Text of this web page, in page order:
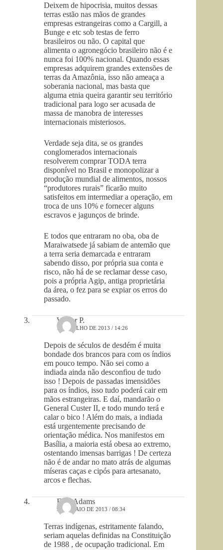
Deixem de hipocrisia, muitos dessas
terras estão nas mãos de grandes
empresas estrangeiras como a Cargill, a
Bunge e etc sob testas de ferro
brasileiros ou não. O capital que
alimenta o agronegócio brasileiro não é e
nunca foi 100% nacional. Quando essas
empresas adquirem grandes extensões de
terras da Amazônia, isso não ameaça a
soberania nacional, mas basta que
alguma etnia queira garantir seu território
tradicional para logo ser acusada de
massa de manobra de interesses
internacionais misteriosos.
Verdade seja dita, se os grandes
conglomerados internacionais
resolverem comprar TODA terra
disponível no Brasil e monopolizar a
produção mundial de alimentos, nossos
“produtores rurais” ficarão muito
satisfeitos em intermediar a operação, em
troca de uns 10% e fornecer alguns
escravos e jagunços de brinde.
E todos que entraram no oba, oba de
Maraiwatsede já sabiam de antemão que
a terra seria demarcada e entraram
sabendo disso, por própria sua conta e
risco, não há de se reclamar desse caso,
pois a própria Agip, antiga proprietária
da área, o fez para se expiar os erros do
passado.
Walter P.
1 DE JULHO DE 2013 / 14:26
Depois de séculos de desdém é muita
bondade dos brancos para com os índios
em pouco tempo. Não sei como a
indiada ainda não desconfiou de tudo
isso ! Depois de passadas imensidões
para os índios, isso tudo poderá cair em
mãos estrangeiras. E daí, mandarão o
General Custer II, e todo mundo terá e
calar o bico ! Além do mais, a indiada
está urgentemente precisando de
orientação médica. Nos manifestos em
Basília, a maioria está obesa ao extremo,
ostentando imensas barrigas ! De certeza
não é de andar no mato atrás de algumas
míseras caças e cipós para artesanato,
arcos e flechas.
Fred Adams
9 DE MAIO DE 2013 / 08:34
Terras indígenas, estritamente falando,
seriam aquelas definidas na Constituição
de 1988 , de ocupação tradicional. Em